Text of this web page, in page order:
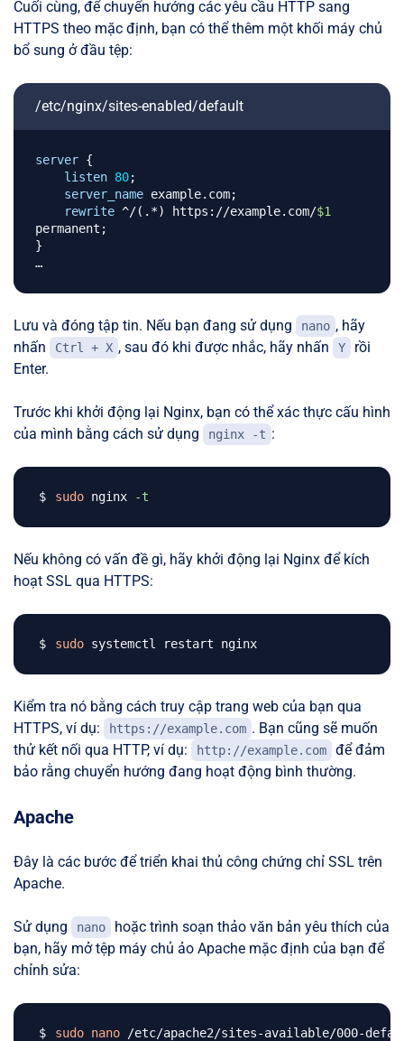
Cuối cùng, để chuyển hướng các yêu cầu HTTP sang
HTTPS theo mặc định, bạn có thể thêm một khối máy chủ
bổ sung ở đầu tệp:
/etc/nginx/sites-enabled/default
server {
listen 80;
server_name example.com;
rewrite ^/(.*) https://example.com/$1
permanent ;
}
Lưu và đóng tập tin. Nếu bạn đang sử dụng nano , hãy
nhấn
Ctrl + X , sau đó khi được nhắc, hãy nhấn Y
rồi
Enter.
Trước khi khởi động lại Nginx, bạn có thể xác thực cấu hình
của mình bằng cách sử dụng
nginx -t :
sudo nginx -t
Nếu không có vấn đề gì, hãy khởi động lại Nginx để kích
hoạt SSL qua HTTPS:
sudo
Kiểm tra nó bằng cách truy cập trang web của bạn qua
HTTPS, ví dụ:
https://example.com . Bạn cũng sẽ muốn
thử kết nối qua HTTP, ví dụ:
http://example.com
để đảm
bảo rằng chuyển hướng đang hoạt động bình thường.
Apache
Đây là các bước để triển khai thủ công chứng chỉ SSL trên
Apache.
Sử dụng nano
hoặc trình soạn thảo văn bản yêu thích của
bạn, hãy mở tệp máy chủ ảo Apache mặc định của bạn để
chỉnh sửa:
sudo nano